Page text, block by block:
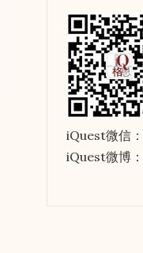
iQuest微信：
iQuest微博：